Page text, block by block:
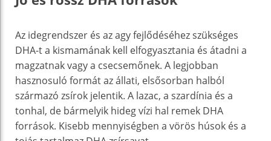
Az idegrendszer és az agy fejlődéséhez szükséges
DHA-t a kismamának kell elfogyasztania és átadni a
magzatnak vagy a csecsemőnek. A legjobban
hasznosuló formát az állati, elsősorban halból
származó zsírok jelentik. A lazac, a szardínia és a
tonhal, de bármelyik hideg vízi hal remek DHA
források. Kisebb mennyiségben a vörös húsok és a